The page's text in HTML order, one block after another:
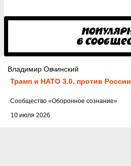
Владимир Овчинский
Трамп и НАТО 3.0. против России
10 июля 2026
Cообщество «Оборонное сознание»